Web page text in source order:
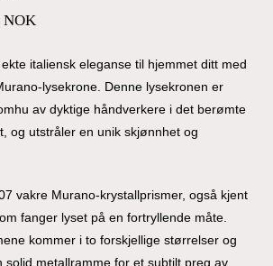
NOK
italiensk eleganse til hjemmet ditt med
lysekrone. Denne lysekronen er
av dyktige håndverkere i det berømte
og utstråler en unik skjønnhet og
vakre Murano-krystallprismer, også kjent
fanger lyset på en fortryllende måte.
kommer i to forskjellige størrelser og
solid metallramme for et subtilt preg av